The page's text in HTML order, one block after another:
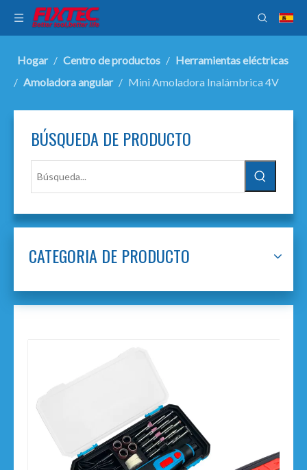
Hogar / Centro de productos / Herramientas eléctricas
/ Amoladora angular / Mini Amoladora Inalámbrica 4V
BÚSQUEDA DE PRODUCTO
CATEGORIA DE PRODUCTO